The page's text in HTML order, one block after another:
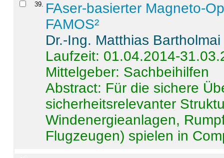
39. FAser-basierter Magneto-
FAMOS²
Dr.-Ing. Matthias Bartholmai
Laufzeit: 01.04.2014-
Mittelgeber: Sachbeihilfen
Abstract: Für die sichere
sicherheitsrelevanter
Windenergieanlagen,
Flugzeugen) spielen in